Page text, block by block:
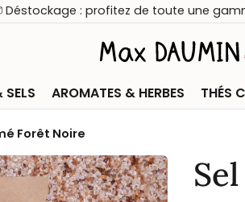
: profitez de toute une gamme de
SELS AROMATES & HERBES THÉS
Forêt Noire